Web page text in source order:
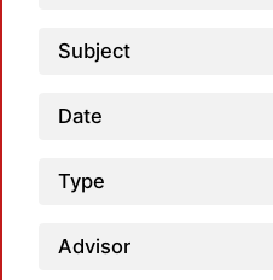
Subject
Date
Type
Advisor